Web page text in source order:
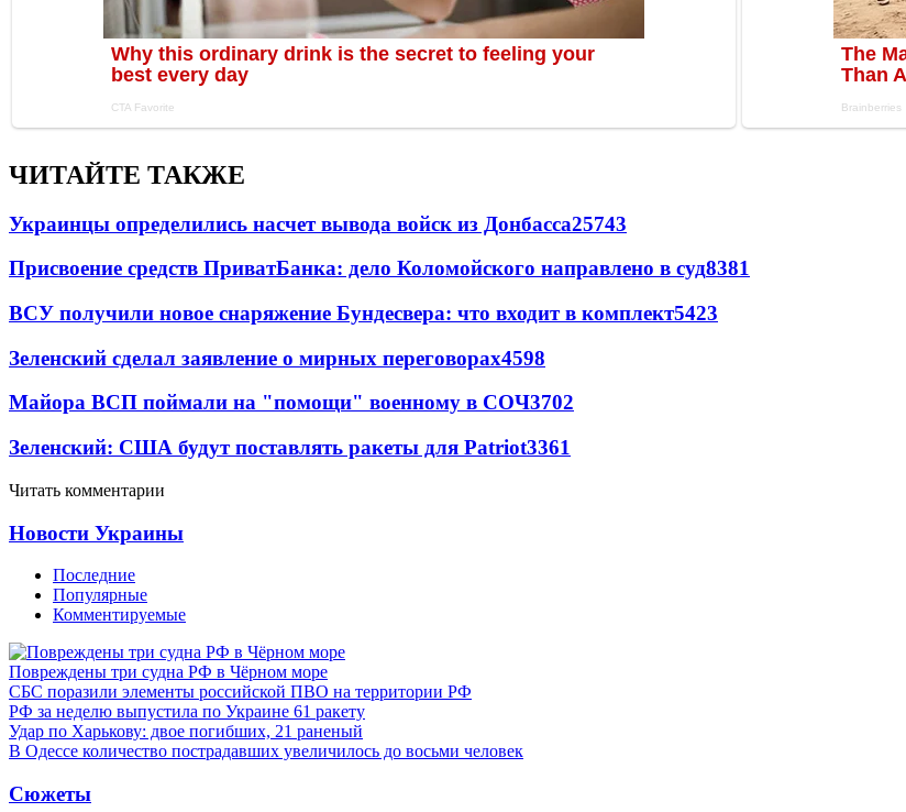
ЧИТАЙТЕ ТАКЖЕ
Украинцы определились насчет вывода войск из Донбасса25743
Присвоение средств ПриватБанка: дело Коломойского направлено в суд8381
ВСУ получили новое снаряжение Бундесвера: что входит в комплект5423
Зеленский сделал заявление о мирных переговорах4598
Майора ВСП поймали на "помощи" военному в СОЧ3702
Зеленский: США будут поставлять ракеты для Patriot3361
Читать комментарии
Новости Украины
Последние
Популярные
Комментируемые
Повреждены три судна РФ в Чёрном море
СБС поразили элементы российской ПВО на территории РФ
РФ за неделю выпустила по Украине 61 ракету
Удар по Харькову: двое погибших, 21 раненый
В Одессе количество пострадавших увеличилось до восьми человек
Сюжеты